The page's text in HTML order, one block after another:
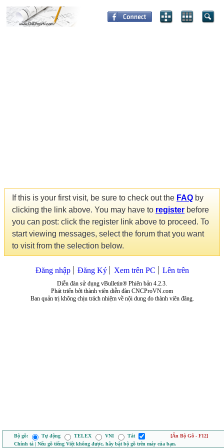
If this is your first visit, be sure to check out the FAQ by
clicking the link above. You may have to register before
you can post: click the register link above to proceed. To
start viewing messages, select the forum that you want
to visit from the selection below.
Đăng nhập Đăng Ký Xem trên PC Lên trên
Diễn đàn sử dụng vBulletin® Phiên bản 4.2.3.
Phát triển bởi thành viên diễn đàn CNCProVN.com
Ban quản trị không chịu trách nhiệm về nội dung do thành viên đăng.
Bộ gõ: Tự động TELEX VNI Tắt
[Ẩn Bộ Gõ - F12]
Chính tả | Nếu gõ tiếng Việt không được, hãy bật bộ gõ trên máy của bạn.